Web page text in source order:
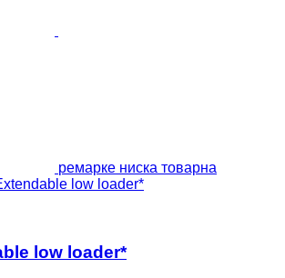
ремарке ниска товарна
low loader*
low loader*